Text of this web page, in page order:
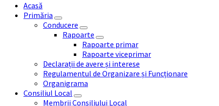
Acasă
Primăria
Conducere
Rapoarte
Rapoarte primar
Rapoarte viceprimar
Declarații de avere și interese
Regulamentul de Organizare și Funcționare
Organigrama
Consiliul Local
Membrii Consiliului Local